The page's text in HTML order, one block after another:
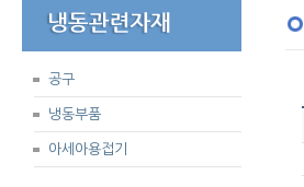
공구
냉동부품
아세아용접기